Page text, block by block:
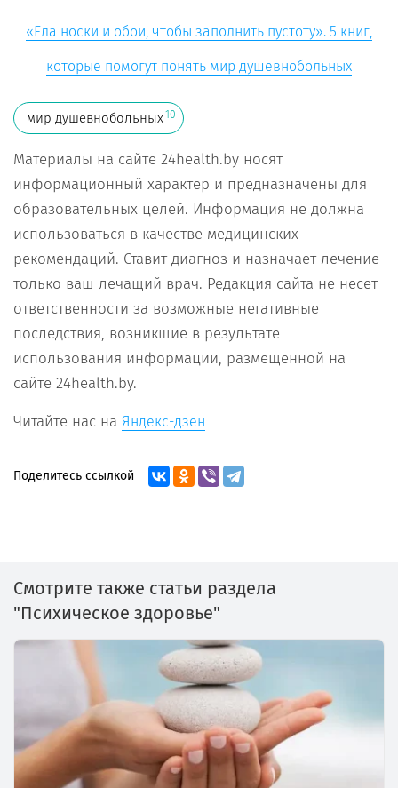
«Ела носки и обои, чтобы заполнить пустоту». 5 книг,
которые помогут понять мир душевнобольных
мир душевнобольных10
Материалы на сайте 24health.by носят
информационный характер и предназначены для
образовательных целей. Информация не должна
использоваться в качестве медицинских
рекомендаций. Ставит диагноз и назначает лечение
только ваш лечащий врач. Редакция сайта не несет
ответственности за возможные негативные
последствия, возникшие в результате
использования информации, размещенной на
сайте 24health.by.
Читайте нас на Яндекс-дзен
Поделитесь ссылкой
Смотрите также статьи раздела
"Психическое здоровье"